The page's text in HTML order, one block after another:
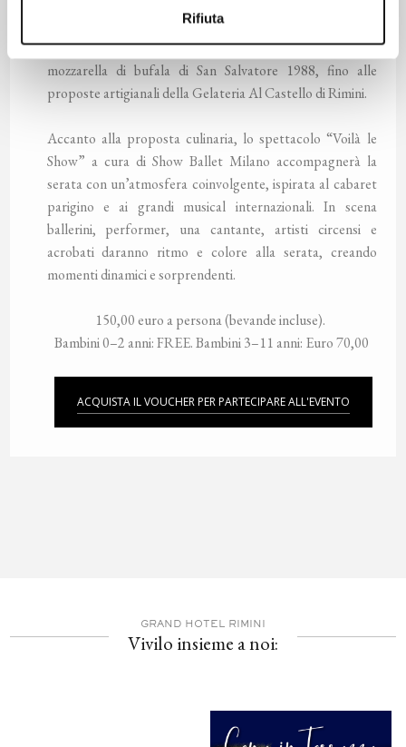
Rifiuta
Pata Negra, Hervé Mons per una selezione di formaggi
francesi, Ostrica Diomedea dalle Isole Tremiti, la
mozzarella di bufala di San Salvatore 1988, fino alle
proposte artigianali della Gelateria Al Castello di Rimini.
Accanto alla proposta culinaria, lo spettacolo “Voilà le
Show” a cura di Show Ballet Milano accompagnerà la
serata con un’atmosfera coinvolgente, ispirata al cabaret
parigino e ai grandi musical internazionali. In scena
ballerini, performer, una cantante, artisti circensi e
acrobati daranno ritmo e colore alla serata, creando
momenti dinamici e sorprendenti.
150,00 euro a persona (bevande incluse).
Bambini 0–2 anni: FREE. Bambini 3–11 anni: Euro 70,00
ACQUISTA IL VOUCHER PER PARTECIPARE ALL'EVENTO
GRAND HOTEL RIMINI
Vivilo insieme a noi: